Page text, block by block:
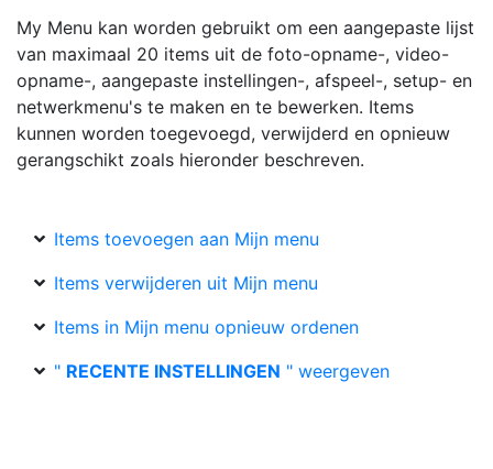
My Menu kan worden gebruikt om een aangepaste lijst
van maximaal 20 items uit de foto-opname-, video-
opname-, aangepaste instellingen-, afspeel-, setup- en
netwerkmenu's te maken en te bewerken. Items
kunnen worden toegevoegd, verwijderd en opnieuw
gerangschikt zoals hieronder beschreven.
Items toevoegen aan Mijn menu
Items verwijderen uit Mijn menu
Items in Mijn menu opnieuw ordenen
" RECENTE INSTELLINGEN " weergeven